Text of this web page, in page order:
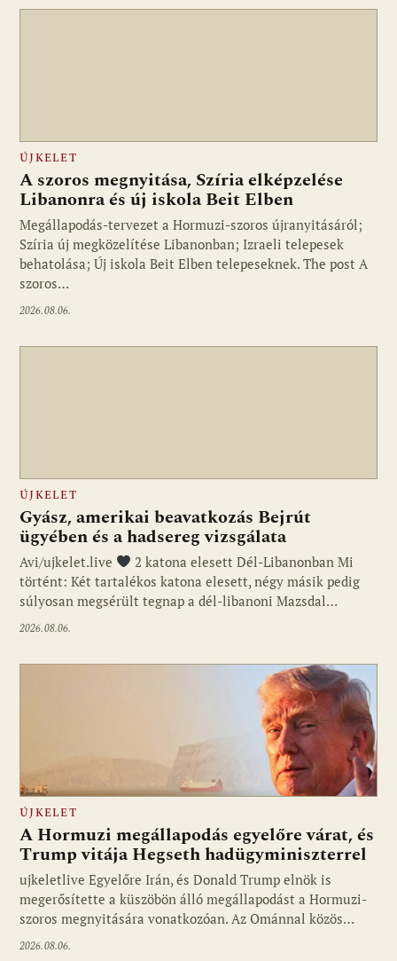
ÚJKELET
A szoros megnyitása, Szíria elképzelése
Libanonra és új iskola Beit Elben
Megállapodás-tervezet a Hormuzi-szoros újranyitásáról;
Szíria új megközelítése Libanonban; Izraeli telepesek
behatolása; Új iskola Beit Elben telepeseknek. The post A
szoros…
2026.08.06.
ÚJKELET
Gyász, amerikai beavatkozás Bejrút
ügyében és a hadsereg vizsgálata
Avi/ujkelet.live
2 katona elesett Dél-Libanonban Mi
történt: Két tartalékos katona elesett, négy másik pedig
súlyosan megsérült tegnap a dél-libanoni Mazsdal…
2026.08.06.
Fotó: ujkelet.live
ÚJKELET
A Hormuzi megállapodás egyelőre várat, és
Trump vitája Hegseth hadügyminiszterrel
ujkeletlive Egyelőre Irán, és Donald Trump elnök is
megerősítette a küszöbön álló megállapodást a Hormuzi-
szoros megnyitására vonatkozóan. Az Ománnal közös…
2026.08.06.